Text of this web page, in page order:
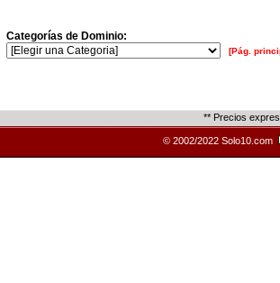
Categorías de Dominio:
[Pág.
** Precios
© 2002/2022 Solo10.com